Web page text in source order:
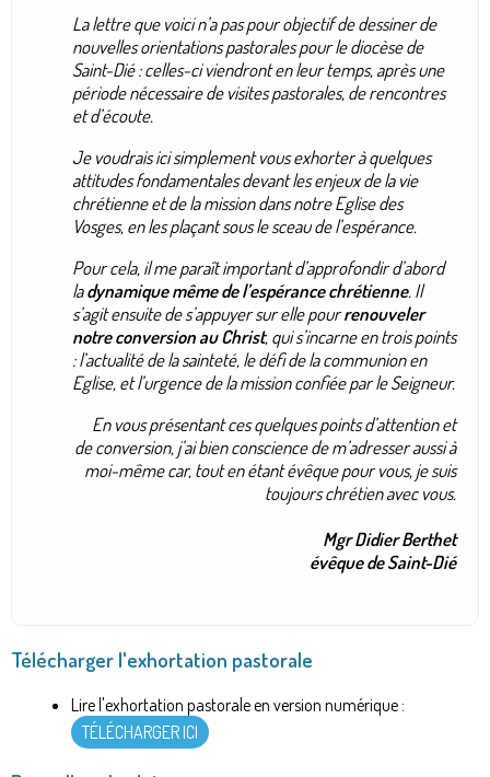
La lettre que voici n’a pas pour objectif de dessiner de
nouvelles orientations pastorales pour le diocèse de
Saint-Dié : celles-ci viendront en leur temps, après une
période nécessaire de visites pastorales, de rencontres
et d’écoute.
Je voudrais ici simplement vous exhorter à quelques
attitudes fondamentales devant les enjeux de la vie
chrétienne et de la mission dans notre Eglise des
Vosges, en les plaçant sous le sceau de l’espérance.
Pour cela, il me paraît important d’approfondir d’abord
ladynamique même del’espérance chrétienne. Il
s’agit ensuite de s’appuyer sur elle pourrenouveler
notreconversion au Christ, qui s’incarne en trois points
: l’actualité de la sainteté, le défi de la communion en
Eglise, et l’urgence de la mission confiée par le Seigneur.
En vous présentant ces quelques points d’attention et
de conversion, j’ai bien conscience de m’adresser aussi à
moi-même car, tout en étant évêque pour vous, je suis
toujours chrétien avec vous.
Mgr Didier Berthet
évêque de Saint-Dié
Télécharger l'exhortation pastorale
Lire l'exhortation pastorale en version numérique :
TÉLÉCHARGER ICI